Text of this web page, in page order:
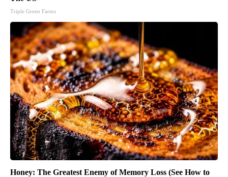
Triple Green Farms
Honey: The Greatest Enemy of Memory Loss (See How to